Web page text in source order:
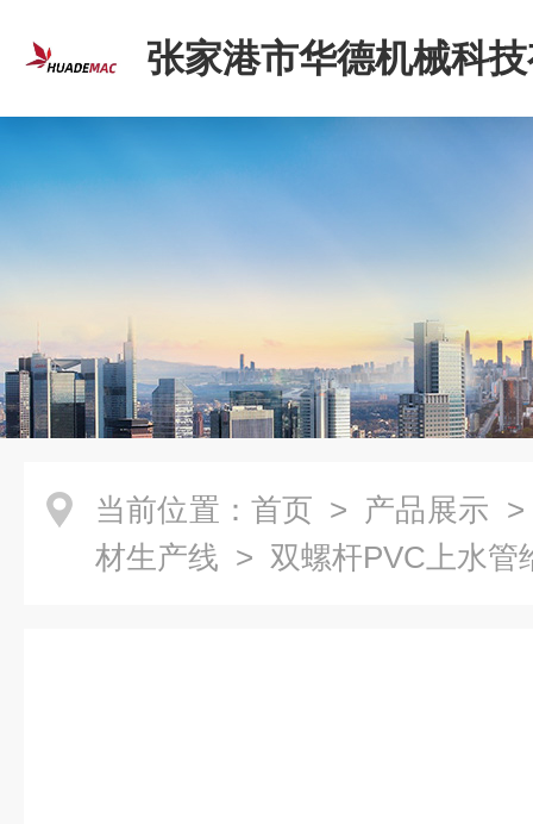
张家港市华德机械科
司
当前位置： 首页 > 产品展示
材生产线 > 双螺杆PVC上水管